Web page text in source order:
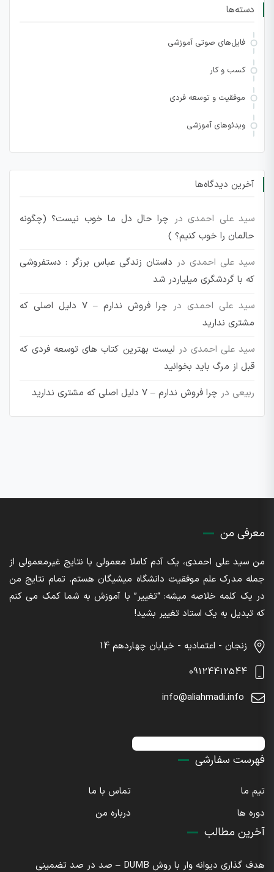
دسته‌ها
فایل‌های صوتی آموزشی
کسب و کار
موفقیت و توسعه فردی
ویدئوهای آموزشی
آخرین دیدگاه‌ها
سید علی احمدی در چرا حال دل ما خوب نیست؟ (چگونه
حالمان را خوب کنیم؟ )
سید علی احمدی در داستان زندگی عباس برزگر : دستفروشی
که با گردشگری میلیاردر شد
سید علی احمدی در
چرا فروش ندارم – 7 دلیل اصلی که
مشتری ندارید
سید علی احمدی در لیست بهترین کتاب های توسعه فردی که
قبل از مرگ باید بخوانید
ربیعی در چرا فروش ندارم – 7 دلیل اصلی که مشتری ندارید
معرفی من
من سید علی احمدی، یک آدم کاملا معمولی با نتایج غیرمعمولی از
جمله مدرک علم موفقیت دانشگاه میشیگان هستم. تمام نتایج من
در یک کلمه خلاصه میشه: “تغییر” با آموزش به شما کمک می کنم
که تبدیل به یک استاد تغییر بشید!
زنجان - اعتمادیه - خیابان چهاردهم 14
09124412544
info@aliahmadi.info
فهرست سفارشی
تیم ما
تماس با ما
دوره ها
درباره من
آخرین مطالب
هدف گذاری دیوانه وار با روش DUMB – صد در صد تضمینی